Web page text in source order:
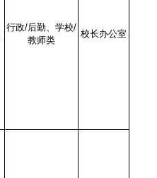
行政/后勤、学校/
教师类
校长办公室